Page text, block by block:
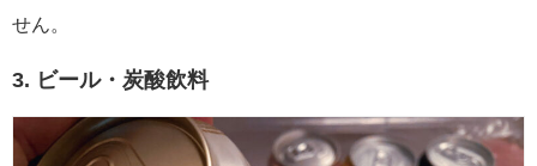
せん。
3. ビール・炭酸飲料